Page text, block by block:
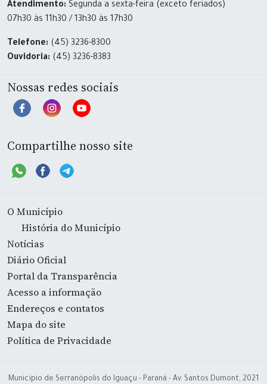
Atendimento: Segunda a sexta-feira (exceto feriados)
07h30 às 11h30 / 13h30 às 17h30
Telefone: (45) 3236-8300
Ouvidoria: (45) 3236-8383
Nossas redes sociais
Compartilhe nosso site
O Município
História do Município
Notícias
Diário Oficial
Portal da Transparência
Acesso a informação
Endereços e contatos
Mapa do site
Política de Privacidade
Município de Serranópolis do Iguaçu - Paraná - Av. Santos Dumont, 2021